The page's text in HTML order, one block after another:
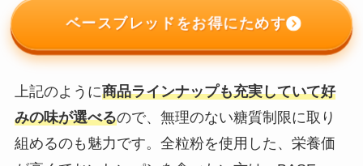
ベースブレッドをお得にためす
上記のように商品ラインナップも充実していて好
みの味が選べるので、無理のない糖質制限に取り
組めるのも魅力です。全粒粉を使用した、栄養価